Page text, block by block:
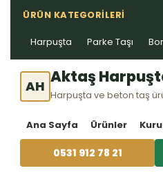
ÜRÜN KATEGORILERI
Harpuşta Parke Taşı
AH Aktaş
Harpuşta ve beton taş
Ana Sayfa Ürünler
0531 912 78 21